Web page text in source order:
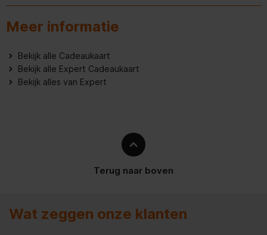
Meer informatie
Bekijk alle Cadeaukaart
Bekijk alle Expert Cadeaukaart
Bekijk alles van Expert
Terug naar boven
Wat zeggen onze klanten